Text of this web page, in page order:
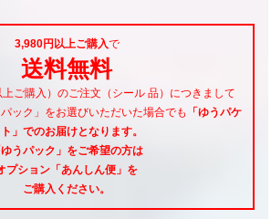
3,980円以上ご購入で
送料無料
ご購入）のご注文（シール 品）につきまして
ック」をお選びいただいた場合でも
「ゆうパケ
ト」でのお届けとなります。
ゆうパック」をご希望の方は
プション「あんしん便」 を
ご購入ください。